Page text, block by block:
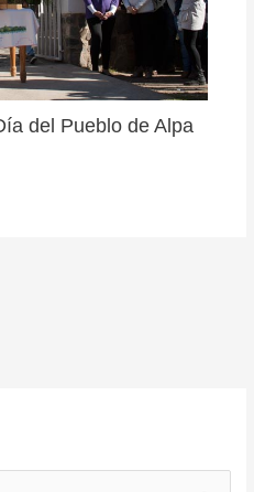
del Pueblo de Alpa